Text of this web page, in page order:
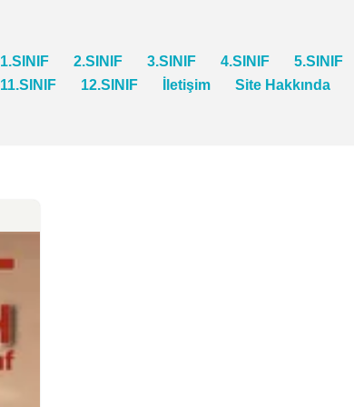
1.SINIF 2.SINIF 3.SINIF 4.SINIF 5.SINIF
11.SINIF
12.SINIF İletişim Site Hakkında